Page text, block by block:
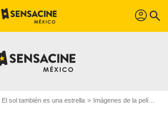
profil search
El sol también es una estrella Imágenes de la película El sol también es una estrella